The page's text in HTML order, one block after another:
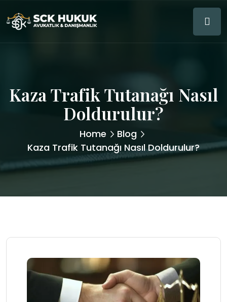
Kaza Trafik Tutanağı Nasıl
Doldurulur?
Home
Blog
Kaza Trafik Tutanağı Nasıl Doldurulur?